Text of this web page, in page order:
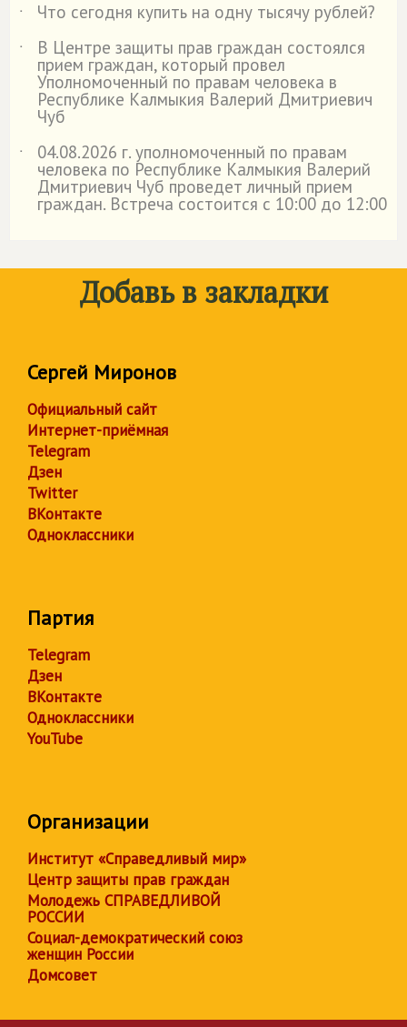
˙
Что сегодня купить на одну тысячу рублей?
˙
В Центре защиты прав граждан состоялся
прием граждан, который провел
Уполномоченный по правам человека в
Республике Калмыкия Валерий Дмитриевич
Чуб
˙
04.08.2026 г. уполномоченный по правам
человека по Республике Калмыкия Валерий
Дмитриевич Чуб проведет личный прием
граждан. Встреча состоится с 10:00 до 12:00
Добавь в закладки
Сергей Миронов
Официальный сайт
Интернет-приёмная
Telegram
Дзен
Twitter
ВКонтакте
Одноклассники
Партия
Telegram
Дзен
ВКонтакте
Одноклассники
YouTube
Организации
Институт «Справедливый мир»
Центр защиты прав граждан
Молодежь СПРАВЕДЛИВОЙ
РОССИИ
Социал-демократический союз
женщин России
Домсовет